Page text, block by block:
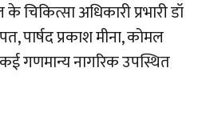
चिकित्सा अधिकारी प्रभारी डॉ
पार्षद प्रकाश मीना, कोमल
गणमान्य नागरिक उपस्थित